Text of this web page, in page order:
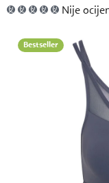
Prosječna
ocjena
0,0
od
zvjezdica.
Nije
Bestseller